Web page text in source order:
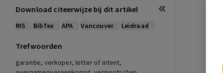
Download citeerwijze bij dit artikel
RIS BibTex APA Vancouver Leidraad
Trefwoorden
garantie, verkoper, letter of intent,